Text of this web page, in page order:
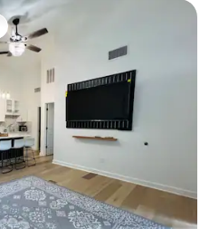
dos hóspedes